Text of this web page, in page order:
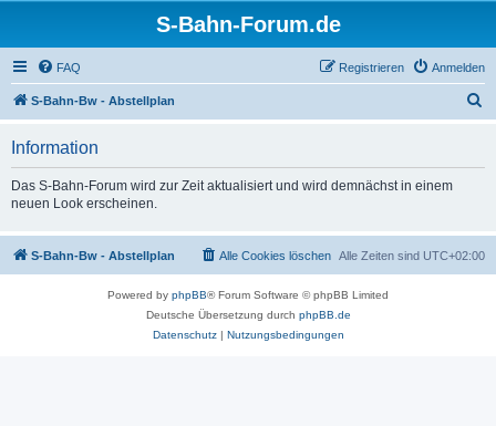
S-Bahn-Forum.de
FAQ Anmelden
Registrieren
S-Bahn-Bw - Abstellplan
Information
Das S-Bahn-Forum wird zur Zeit aktualisiert und wird demnächst in einem
neuen Look erscheinen.
S-Bahn-Bw - Abstellplan Alle Zeiten sind UTC+02:00
Alle Cookies löschen
Powered by phpBB® Forum Software © phpBB Limited
Deutsche Übersetzung durch phpBB.de
Datenschutz| Nutzungsbedingungen